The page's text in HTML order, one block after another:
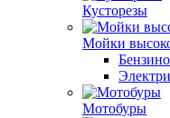
Кусторезы
Мойки
Мотобуры